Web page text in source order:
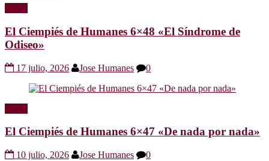
El Ciempiés de Humanes 6×48 «El Síndrome de
Odiseo»
17 julio, 2026 Jose Humanes 0
El Ciempiés de Humanes 6×47 «De nada por nada»
10 julio, 2026 Jose Humanes 0